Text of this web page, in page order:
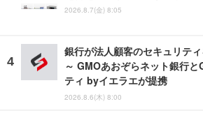
2026.8.7(金) 8:05
銀行が法人顧客のセキュリテ
～ GMOあおぞらネット銀行
ティ byイエラエが提携
2026.8.6(木) 8:00